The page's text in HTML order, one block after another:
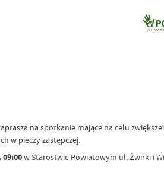
na spotkanie mające na celu
w pieczy zastępczej.
w Starostwie Powiatowym ul. Żwirki i